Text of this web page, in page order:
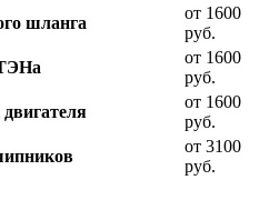
шланга
от 1600
руб.
от 1600
руб.
от 1600
руб.
от 3100
руб.